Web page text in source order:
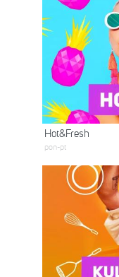
Hot&Fresh
pon-pt